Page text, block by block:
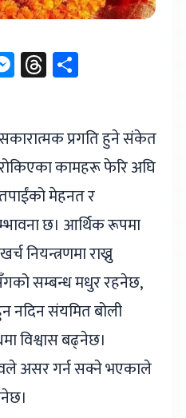
Messenger
Threads
प्रगति हुने संकेत
कामहरू फेरि अघि
मेहनत र
छ। आर्थिक रूपमा
नियन्त्रणमा राख्नु
सम्बन्ध मधुर रहनेछ,
नदिन संयमित बोली
विश्वास बढ्नेछ।
असर गर्न सक्ने भएकाले